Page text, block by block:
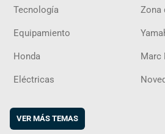
Tecnología Zona
Equipamiento
Honda Marc
Eléctricas
VER MÁS TEMAS